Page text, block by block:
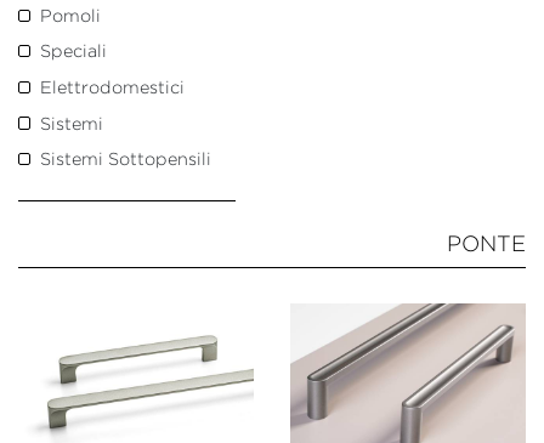
Pomoli
Speciali
Elettrodomestici
Sistemi
Sistemi Sottopensili
PONTE